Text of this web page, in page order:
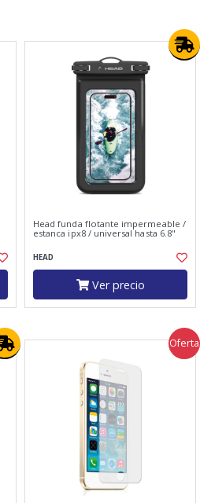
Head funda flotante impermeable /
estanca ipx8 / universal hasta 6.8"
HEAD
Ver precio
Oferta